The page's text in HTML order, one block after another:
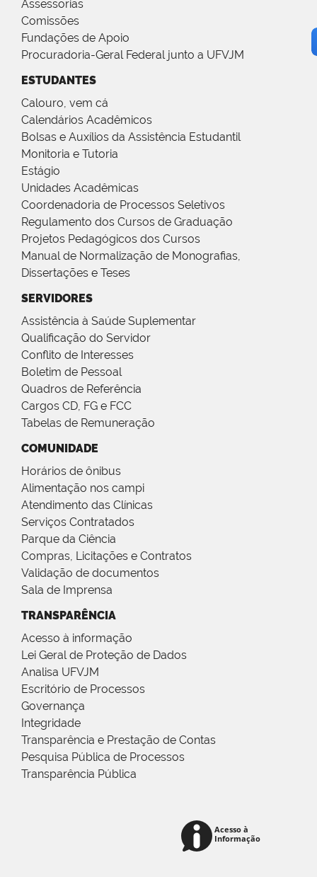
Assessorias
Comissões
Fundações de Apoio
Procuradoria-Geral Federal junto a UFVJM
ESTUDANTES
Calouro, vem cá
Calendários Acadêmicos
Bolsas e Auxílios da Assistência Estudantil
Monitoria e Tutoria
Estágio
Unidades Acadêmicas
Coordenadoria de Processos Seletivos
Regulamento dos Cursos de Graduação
Projetos Pedagógicos dos Cursos
Manual de Normalização de Monografias,
Dissertações e Teses
SERVIDORES
Assistência à Saúde Suplementar
Qualificação do Servidor
Conflito de Interesses
Boletim de Pessoal
Quadros de Referência
Cargos CD, FG e FCC
Tabelas de Remuneração
COMUNIDADE
Horários de ônibus
Alimentação nos campi
Atendimento das Clínicas
Serviços Contratados
Parque da Ciência
Compras, Licitações e Contratos
Validação de documentos
Sala de Imprensa
TRANSPARÊNCIA
Acesso à informação
Lei Geral de Proteção de Dados
Analisa UFVJM
Escritório de Processos
Governança
Integridade
Transparência e Prestação de Contas
Pesquisa Pública de Processos
Transparência Pública